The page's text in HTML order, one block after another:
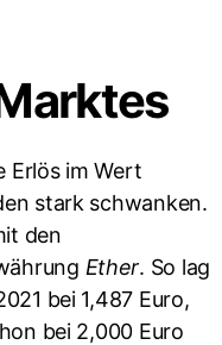
Erlös im Wert
stark schwanken.
den
Ether. So lag
bei 1,487 Euro,
bei 2,000 Euro